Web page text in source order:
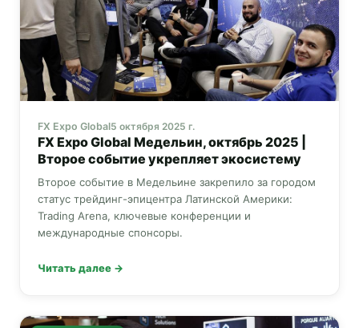
FX Expo Global5 октября 2025 г.
FX Expo Global Медельин, октябрь 2025 |
Второе событие укрепляет экосистему
Второе событие в Медельине закрепило за городом
статус трейдинг-эпицентра Латинской Америки:
Trading Arena, ключевые конференции и
международные спонсоры.
Читать далее →